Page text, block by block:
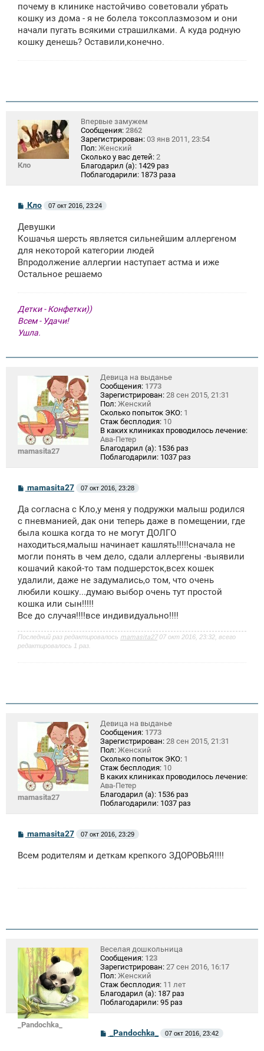
щ
н
и
почему в клинике настойчиво советовали убрать
кошку из дома - я не болела токсоплазмозом и они
начали пугать всякими страшилками. А куда родную
кошку денешь? Оставили,конечно.
Кло
Впервые замужем
Сообщения: 2862
Зарегистрирован: 03 янв 2011, 23:54
Пол: Женский
Сколько у вас детей: 2
Благодарил (а): 1429 раз
Поблагодарили: 1873 раза
С
о
б
щ
н
и
Кло 07 окт 2016, 23:24
Девушки
Кошачья шерсть является сильнейшим аллергеном
для некоторой категории людей
Впродолжение аллергии наступает астма и иже
Остальное решаемо
Детки - Конфетки))
Всем - Удачи!
Ушла.
mamasita27
Девица на выданье
Сообщения: 1773
Зарегистрирован: 28 сен 2015, 21:31
Пол: Женский
Сколько попыток ЭКО: 1
Стаж бесплодия: 10
В каких клиниках проводилось лечение:
Ава-Петер
Благодарил (а): 1536 раз
Поблагодарили: 1037 раз
С
о
б
щ
н
и
mamasita27 07 окт 2016, 23:28
Да согласна с Кло,у меня у подружки малыш родился
с пневманией, дак они теперь даже в помещении, где
была кошка когда то не могут ДОЛГО
находиться,малыш начинает кашлять!!!!!сначала не
могли понять в чем дело, сдали аллергены -выявили
кошачий какой-то там подшерсток,всех кошек
удалили, даже не задумались,о том, что очень
любили кошку...думаю выбор очень тут простой
кошка или сын!!!!!
Все до случая!!!!все индивидуально!!!!
Последний раз редактировалось mamasita2707 окт 2016, 23:32, всего
редактировалось 1 раз.
mamasita27
Девица на выданье
Сообщения: 1773
Зарегистрирован: 28 сен 2015, 21:31
Пол: Женский
Сколько попыток ЭКО: 1
Стаж бесплодия: 10
В каких клиниках проводилось лечение:
Ава-Петер
Благодарил (а): 1536 раз
Поблагодарили: 1037 раз
С
б
mamasita27 07 окт 2016, 23:29
Всем родителям и деткам крепкого ЗДОРОВЬЯ!!!!
_Pandochka_
Веселая дошкольница
Сообщения: 123
Зарегистрирован: 27 сен 2016, 16:17
Пол: Женский
Стаж бесплодия: 11 лет
Благодарил (а): 187 раз
Поблагодарили: 95 раз
_Pandochka_ 07 окт 2016, 23:42